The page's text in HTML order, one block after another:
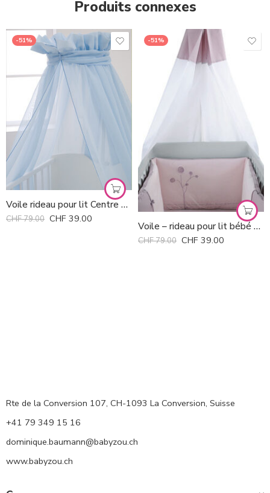
Produits connexes
-51%
Voile rideau pour lit Centre Art *
CHF79.00 CHF 39.00
-51%
Voile – rideau pour lit bébé Candide *
CHF79.00 CHF 39.00
Rte de la Conversion 107, CH-1093 La Conversion, Suisse
+41 79 349 15 16
dominique.baumann@babyzou.ch
www.babyzou.ch